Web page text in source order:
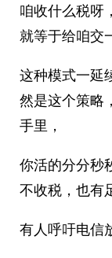
咱收什么税呀
就等于给咱交
这种模式一延
然是这个策略
手里，
你活的分分秒
不收税，也有
有人呼吁电信